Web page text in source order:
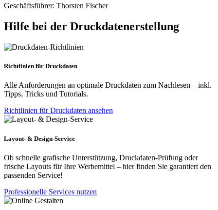
Geschäftsführer: Thorsten Fischer
Hilfe bei der Druckdatenerstellung
Richtlinien für Druckdaten
Alle Anforderungen an optimale Druckdaten zum Nachlesen – inkl.
Tipps, Tricks und Tutorials.
Richtlinien für Druckdaten ansehen
Layout- & Design-Service
Ob schnelle grafische Unterstützung, Druckdaten-Prüfung oder
frische Layouts für Ihre Werbemittel – hier finden Sie garantiert den
passenden Service!
Professionelle Services nutzen